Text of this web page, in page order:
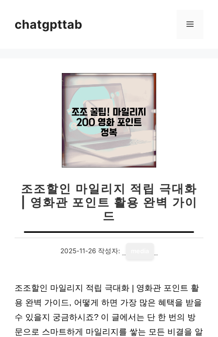
chatgpttab 메
조조할인 마일리지 적립 극대화
| 영화관 포인트 활용 완벽 가이
드
2025-11-26 작성자:
조조할인 마일리지 적립 극대화 | 영화관 포인트 활
용 완벽 가이드, 어떻게 하면 가장 많은 혜택을 받을
수 있을지 궁금하시죠? 이 글에서는 단 한 번의 방
문으로 스마트하게 마일리지를 쌓는 모든 비결을 알